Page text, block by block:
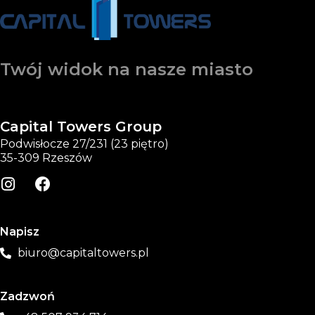
Twój widok na nasze miasto
Capital Towers Group
Podwisłocze 27/231 (23 piętro)
35-309 Rzeszów
Napisz
biuro@capitaltowers.pl
Zadzwoń